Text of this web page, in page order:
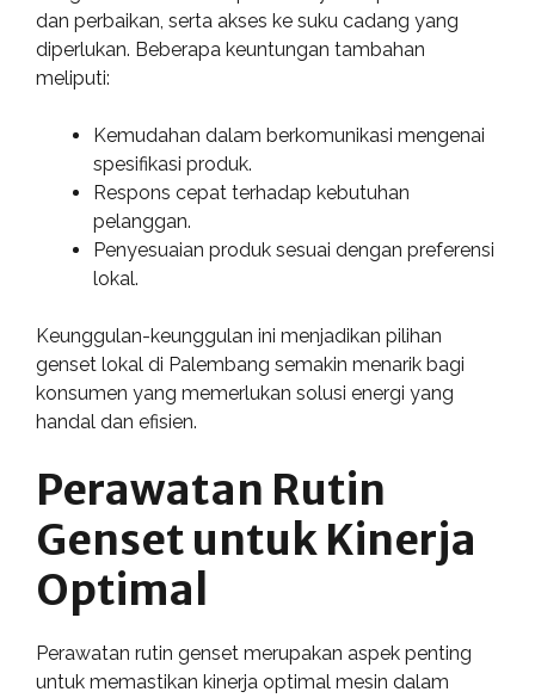
dan perbaikan, serta akses ke suku cadang yang
diperlukan. Beberapa keuntungan tambahan
meliputi:
Kemudahan dalam berkomunikasi mengenai
spesifikasi produk.
Respons cepat terhadap kebutuhan
pelanggan.
Penyesuaian produk sesuai dengan preferensi
lokal.
Keunggulan-keunggulan ini menjadikan pilihan
genset lokal di Palembang semakin menarik bagi
konsumen yang memerlukan solusi energi yang
handal dan efisien.
Perawatan Rutin
Genset untuk Kinerja
Optimal
Perawatan rutin genset merupakan aspek penting
untuk memastikan kinerja optimal mesin dalam